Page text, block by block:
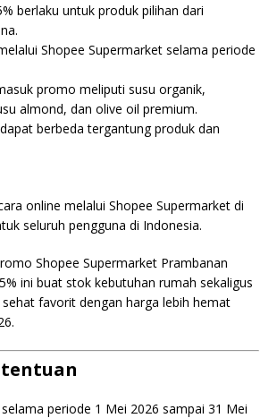
berlaku untuk produk pilihan dari
Shopee Supermarket selama periode
promo meliputi susu organik,
almond, dan olive oil premium.
berbeda tergantung produk dan
online melalui Shopee Supermarket di
seluruh pengguna di Indonesia.
Shopee Supermarket Prambanan
ini buat stok kebutuhan rumah sekaligus
favorit dengan harga lebih hemat
periode 1 Mei 2026 sampai 31 Mei